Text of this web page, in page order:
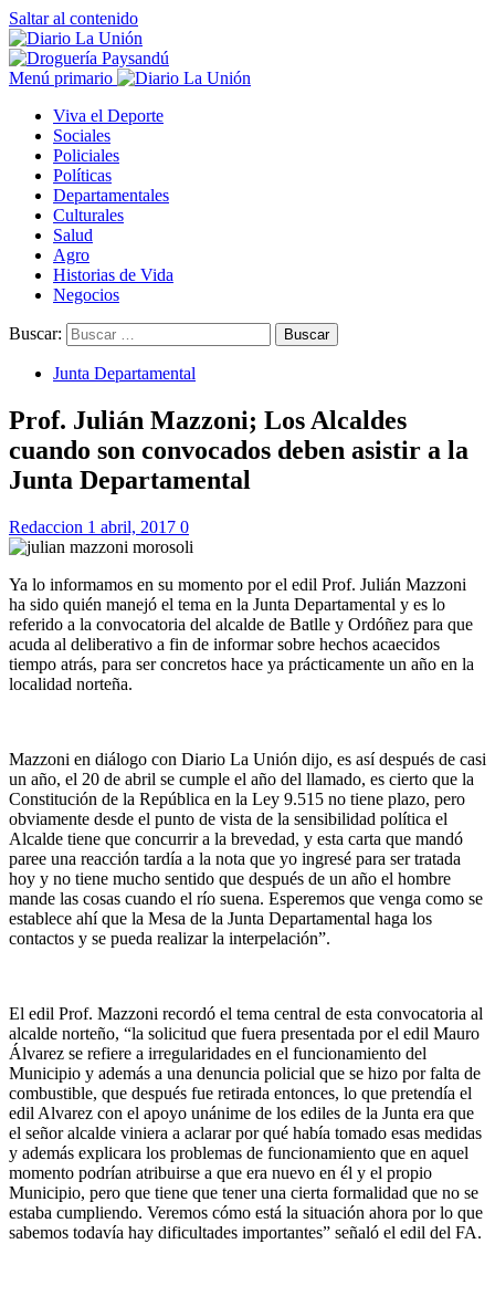
Saltar al contenido
Menú primario
Viva el Deporte
Sociales
Policiales
Políticas
Departamentales
Culturales
Salud
Agro
Historias de Vida
Negocios
Buscar:
Junta Departamental
Prof. Julián Mazzoni; Los Alcaldes
cuando son convocados deben asistir a la
Junta Departamental
Redaccion 1 abril, 2017 0
Ya lo informamos en su momento por el edil Prof. Julián Mazzoni
ha sido quién manejó el tema en la Junta Departamental y es lo
referido a la convocatoria del alcalde de Batlle y Ordóñez para que
acuda al deliberativo a fin de informar sobre hechos acaecidos
tiempo atrás, para ser concretos hace ya prácticamente un año en la
localidad norteña.
Mazzoni en diálogo con Diario La Unión dijo, es así después de casi
un año, el 20 de abril se cumple el año del llamado, es cierto que la
Constitución de la República en la Ley 9.515 no tiene plazo, pero
obviamente desde el punto de vista de la sensibilidad política el
Alcalde tiene que concurrir a la brevedad, y esta carta que mandó
paree una reacción tardía a la nota que yo ingresé para ser tratada
hoy y no tiene mucho sentido que después de un año el hombre
mande las cosas cuando el río suena. Esperemos que venga como se
establece ahí que la Mesa de la Junta Departamental haga los
contactos y se pueda realizar la interpelación”.
El edil Prof. Mazzoni recordó el tema central de esta convocatoria al
alcalde norteño, “la solicitud que fuera presentada por el edil Mauro
Álvarez se refiere a irregularidades en el funcionamiento del
Municipio y además a una denuncia policial que se hizo por falta de
combustible, que después fue retirada entonces, lo que pretendía el
edil Alvarez con el apoyo unánime de los ediles de la Junta era que
el señor alcalde viniera a aclarar por qué había tomado esas medidas
y además explicara los problemas de funcionamiento que en aquel
momento podrían atribuirse a que era nuevo en él y el propio
Municipio, pero que tiene que tener una cierta formalidad que no se
estaba cumpliendo. Veremos cómo está la situación ahora por lo que
sabemos todavía hay dificultades importantes” señaló el edil del FA.